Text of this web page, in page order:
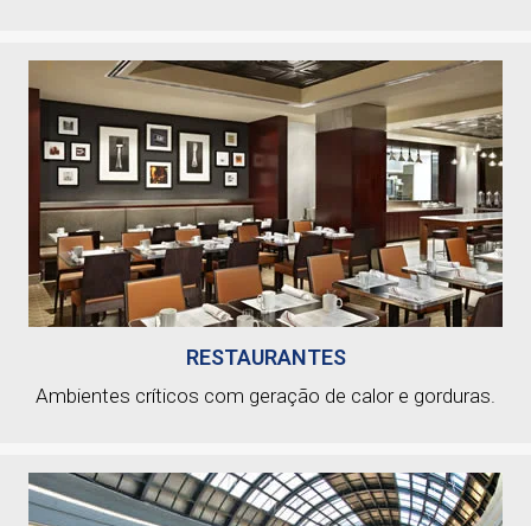
RESTAURANTES
Ambientes críticos com geração de calor e gorduras.